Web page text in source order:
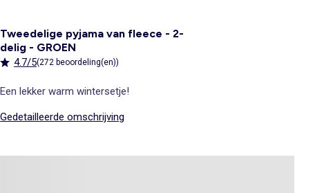
Tweedelige pyjama van fleece - 2-
delig - GROEN
4.7/5(272 beoordeling(en))
Een lekker warm wintersetje!
Gedetailleerde omschrijving